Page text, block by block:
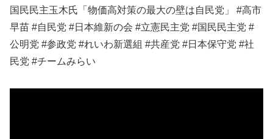
国民民主玉木氏「物価高対策の最大の壁は自民党」 #高市
早苗 #自民党 #日本維新の会 #立憲民主党 #国民民主党 #
公明党 #参政党 #れいわ新選組 #共産党 #日本保守党 #社
民党 #チームみらい